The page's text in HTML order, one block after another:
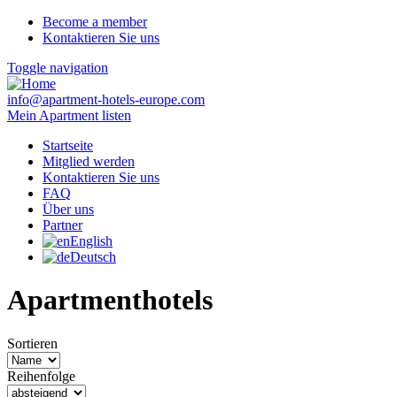
Become a member
Kontaktieren Sie uns
Toggle navigation
info@apartment-hotels-europe.com
Mein Apartment listen
Startseite
Mitglied werden
Kontaktieren Sie uns
FAQ
Über uns
Partner
English
Deutsch
Apartmenthotels
Sortieren
Reihenfolge